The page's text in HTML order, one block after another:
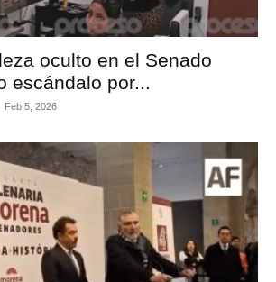
oculto en el Senado
escándalo por...
Feb 5, 2026